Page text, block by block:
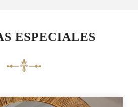
ESPECIALES